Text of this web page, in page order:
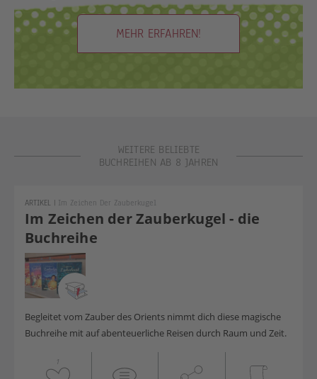
MEHR ERFAHREN!
WEITERE BELIEBTE
BUCHREIHEN AB 8 JAHREN
Im Zeichen der Zauberkugel - die
Buchreihe
ARTIKEL | Im Zeichen Der Zauberkugel
Begleitet vom Zauber des Orients nimmt dich diese magische
Buchreihe mit auf abenteuerliche Reisen durch Raum und Zeit.
1